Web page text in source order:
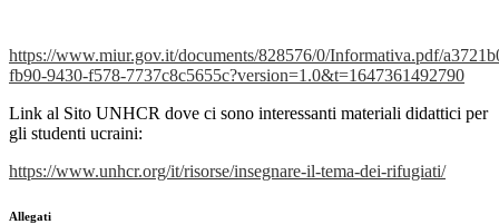
https://www.miur.gov.it/documents/828576/0/Informativa.pdf/
fb90-9430-f578-7737c8c5655c?version=1.0&t=1647361492790
Link al Sito UNHCR dove ci sono interessanti materiali didattici per
gli studenti ucraini:
https://www.unhcr.org/it/risorse/insegnare-il-tema-dei-rifugiati/
Allegati